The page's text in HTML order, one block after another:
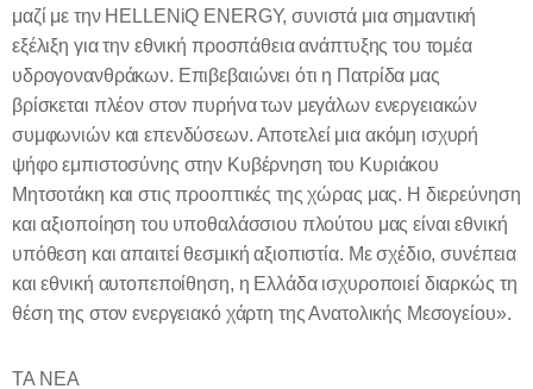
μαζί με την HELLENiQ ENERGY, συνιστά μια σημαντική
εξέλιξη για την εθνική προσπάθεια ανάπτυξης του τομέα
υδρογονανθράκων. Επιβεβαιώνει ότι η Πατρίδα μας
βρίσκεται πλέον στον πυρήνα των μεγάλων ενεργειακών
συμφωνιών και επενδύσεων. Αποτελεί μια ακόμη ισχυρή
ψήφο εμπιστοσύνης στην Κυβέρνηση του Κυριάκου
Μητσοτάκη και στις προοπτικές της χώρας μας. Η διερεύνηση
και αξιοποίηση του υποθαλάσσιου πλούτου μας είναι εθνική
υπόθεση και απαιτεί θεσμική αξιοπιστία. Με σχέδιο, συνέπεια
και εθνική αυτοπεποίθηση, η Ελλάδα ισχυροποιεί διαρκώς τη
θέση της στον ενεργειακό χάρτη της Ανατολικής Μεσογείου».
TA NEA